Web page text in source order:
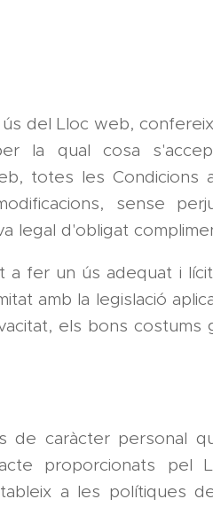
del Lloc web,
la qual cosa
totes les Condicions
sense
legal d'obligat
a fer un ús adequat i
amb la legislació
els bons costums
de caràcter personal
proporcionats pel
a les polítiques